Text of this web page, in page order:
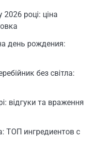
році: ціна
день рождения:
без світла:
відгуки та враження
ТОП ингредиентов с